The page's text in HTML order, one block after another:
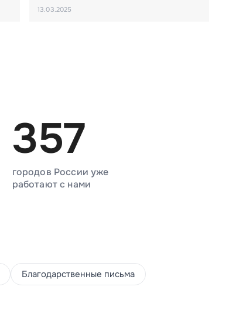
13.03.2025
357
городов России уже
работают с нами
Благодарственные письма